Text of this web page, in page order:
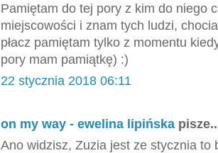
Pamiętam do tej pory z kim do niego
miejscowości i znam tych ludzi,
płacz pamiętam tylko z momentu
pory mam pamiątkę) :)
22 stycznia 2018 06:11
on my way - ewelina lipińska
Ano widzisz, Zuzia jest ze stycznia to